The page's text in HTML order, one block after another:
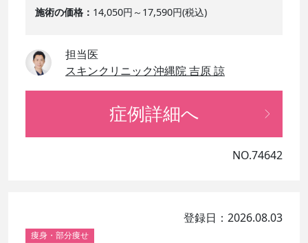
施術の価格
14,050円～17,590円(税込)
担当医
スキンクリニック沖縄院 吉原 諒
症例詳細へ
NO.74642
登録日：2026.08.03
痩身・部分痩せ